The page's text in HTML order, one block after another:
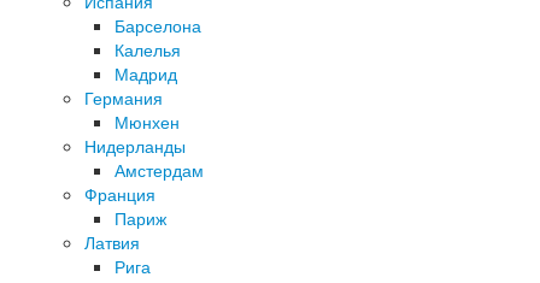
Барселона
Калелья
Мадрид
Германия
Мюнхен
Нидерланды
Амстердам
Франция
Париж
Латвия
Рига